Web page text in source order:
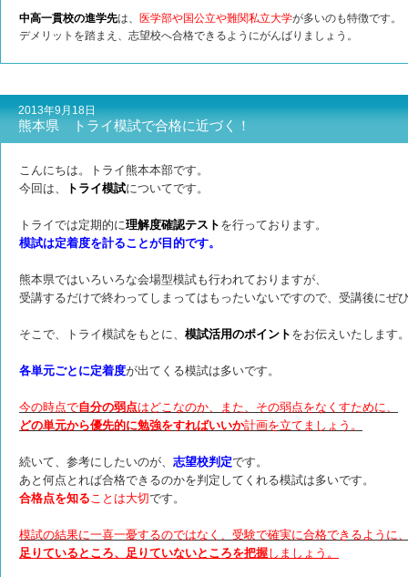
中高一貫校の進学先は、 医学部や国公立や難関私立大学が多いのも特徴です。
デメリットを踏まえ、志望校へ合格できるようにがんばりましょう。
2013年9月18日
熊本県 トライ模試で合格に近づく！
こんにちは。トライ熊本本部です。
今回は、
トライ模試についてです。
トライでは定期的に理解度確認テスト を行っております。
模試は定着度を計ることが目的です。
熊本県ではいろいろな会場型模試も行われておりますが、
受講するだけで終わってしまってはもったいないですので、受講後にぜ
そこで、トライ模試をもとに、 模試活用のポイント をお伝えいたします
各単元ごとに定着度が出てくる模試は多いです。
今の時点で自分の弱点はどこなのか、また、その弱点をなくすために、
どの単元から優先的に勉強をすればいいか計画を立てましょう。
続いて、参考にしたいのが、 志望校判定です。
あと何点とれば合格できるのかを判定してくれる模試は多いです。
合格点を知ることは大切です。
模試の結果に一喜一憂するのではなく、受験で確実に合格できるように
足りているところ、足りていないところを把握しましょう。